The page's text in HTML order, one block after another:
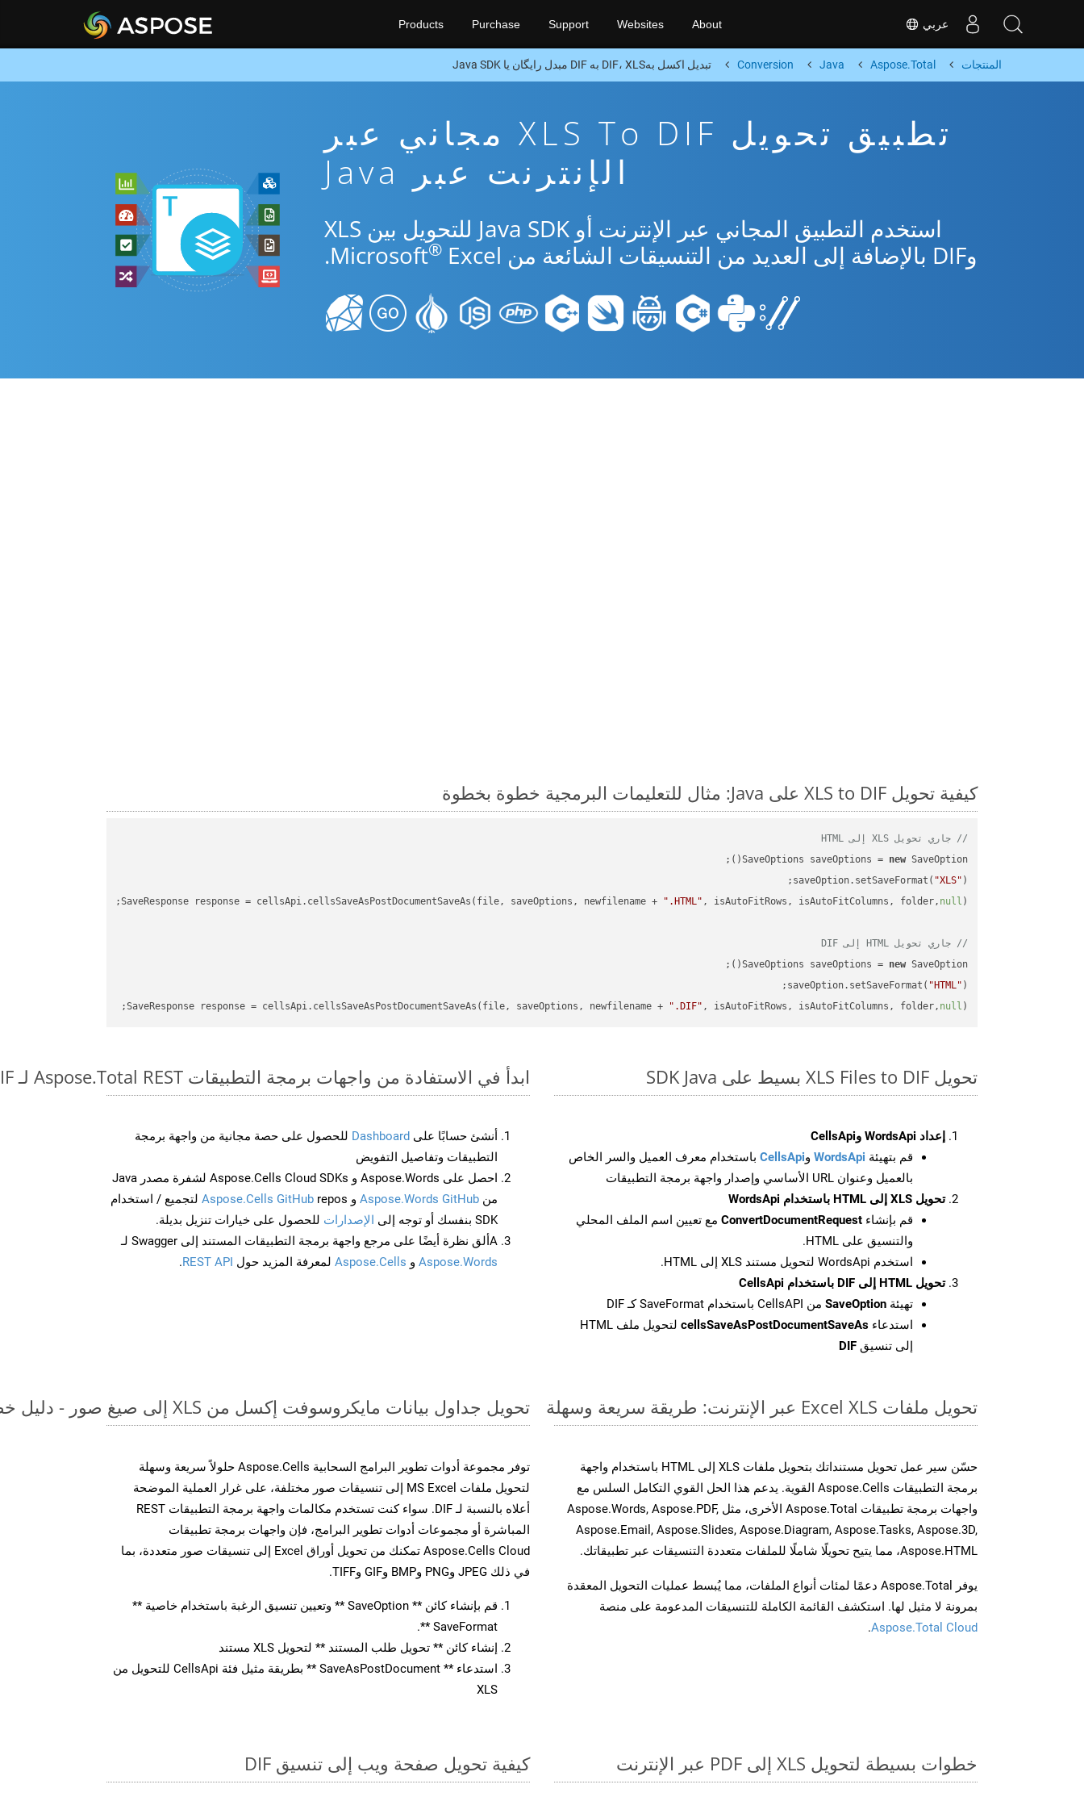
عربي Products Purchase Support Websites About
المنتجات Aspose.Total
Java
Conversion تبدیل اکسل بهDIF، XLS به DIF مبدل رایگان یا Java SDK
تطبيق تحويل XLS To DIF مجاني عبر
الإنترنت عبر Java
استخدم التطبيق المجاني عبر الإنترنت أو Java SDK للتحويل بين XLS
وDIF بالإضافة إلى العديد من التنسيقات الشائعة من Microsoft
® Excel.
كيفية تحويل XLS to DIF على Java: مثال للتعليمات البرمجية خطوة بخطوة
// جاري تحويل XLS إلى HTML
SaveOptions saveOptions = new
saveOption.setSaveFormat( "XLS"
SaveResponse response = cellsApi.cellsSaveAsPostDocumentSaveAs(file, saveOptions, newfilename +
".HTML" , isAutoFitRows, isAutoFitColumns, folder, null
// جاري تحويل HTML إلى DIF
SaveOptions saveOptions = new
saveOption.setSaveFormat( "HTML"
SaveResponse response = cellsApi.cellsSaveAsPostDocumentSaveAs(file, saveOptions, newfilename +
".DIF" , isAutoFitRows, isAutoFitColumns, folder, null );
تحويل XLS Files to DIF بسيط على SDK Java
إعداد WordsApi وCellsApi
قم بتهيئة WordsApi وCellsApi باستخدام معرف العميل والسر الخاص
بالعميل وعنوان URL الأساسي وإصدار واجهة برمجة التطبيقات
تحويل XLS إلى HTML باستخدام WordsApi
قم بإنشاء ConvertDocumentRequest مع تعيين اسم الملف المحلي
والتنسيق على HTML.
استخدم WordsApi لتحويل مستند XLS إلى HTML.
تحويل HTML إلى DIF باستخدام CellsApi
تهيئة SaveOption من CellsAPI باستخدام SaveFormat كـ DIF
استدعاء cellsSaveAsPostDocumentSaveAs
لتحويل ملف HTML
إلى تنسيق DIF
ابدأ في الاستفادة من واجهات برمجة التطبيقات Aspose.Total REST لـ XLS to DIF
أنشئ حسابًا على Dashboard للحصول على حصة مجانية من واجهة برمجة
التطبيقات وتفاصيل التفويض
احصل على Aspose.Words و Aspose.Cells Cloud SDKs لشفرة مصدر Java
من Aspose.Words GitHub و Aspose.Cells GitHub repos لتجميع / استخدام
SDK بنفسك أو توجه إلى
الإصدارات للحصول على خيارات تنزيل بديلة.
Aألق نظرة أيضًا على مرجع واجهة برمجة التطبيقات المستند إلى Swagger لـ
Aspose.Words و Aspose.Cells لمعرفة المزيد حول REST API
.
تحويل ملفات Excel XLS عبر الإنترنت: طريقة سريعة وسهلة
حسّن سير عمل تحويل مستنداتك بتحويل ملفات XLS إلى HTML باستخدام واجهة
برمجة التطبيقات Aspose.Cells القوية. يدعم هذا الحل القوي التكامل السلس مع
واجهات برمجة تطبيقات Aspose.Total الأخرى، مثل Aspose.Words, Aspose.PDF,
Aspose.Email, Aspose.Slides, Aspose.Diagram, Aspose.Tasks, Aspose.3D,
Aspose.HTML، مما يتيح تحويلًا شاملًا للملفات متعددة التنسيقات عبر تطبيقاتك.
يوفر Aspose.Total دعمًا لمئات أنواع الملفات، مما يُبسط عمليات التحويل المعقدة
بمرونة لا مثيل لها. استكشف القائمة الكاملة للتنسيقات المدعومة على منصة
Aspose.Total Cloud
.
تحويل جداول بيانات مايكروسوفت إكسل من XLS إلى صيغ صور - دليل خطوة بخطوة
توفر مجموعة أدوات تطوير البرامج السحابية Aspose.Cells حلولاً سريعة وسهلة
لتحويل ملفات MS Excel إلى تنسيقات صور مختلفة، على غرار العملية الموضحة
أعلاه بالنسبة لـ DIF. سواء كنت تستخدم مكالمات واجهة برمجة التطبيقات REST
المباشرة أو مجموعات أدوات تطوير البرامج، فإن واجهات برمجة تطبيقات
Aspose.Cells Cloud تمكنك من تحويل أوراق Excel إلى تنسيقات صور متعددة، بما
في ذلك JPEG وPNG وBMP وGIF وTIFF.
قم بإنشاء كائن ** SaveOption ** وتعيين تنسيق الرغبة باستخدام خاصية **
SaveFormat **.
إنشاء كائن ** تحويل طلب المستند ** لتحويل XLS مستند
استدعاء ** SaveAsPostDocument ** بطريقة مثيل فئة CellsApi للتحويل من
XLS
خطوات بسيطة لتحويل XLS إلى PDF عبر الإنترنت كيفية تحويل صفحة ويب إلى تنسيق DIF